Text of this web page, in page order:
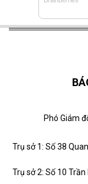
Phó Giám
Trụ sở 1: Số 38
Trụ sở 2: Số 10